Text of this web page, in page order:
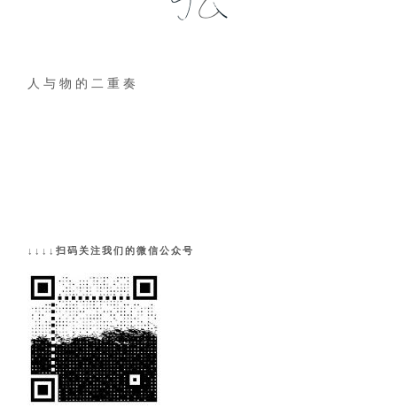
人 与 物 的 二 重 奏
↓↓↓↓扫码关注我们的微信公众号